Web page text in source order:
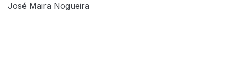
José Maira Nogueira